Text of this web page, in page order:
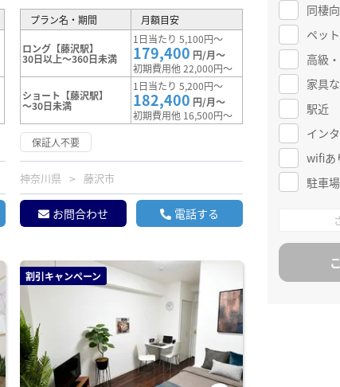
プラン名・期間 月額目安
ロング【藤沢駅】
30日以上～360日未満
1日当たり 5,100円～
179,400 円/月～
初期費用他 22,000円～
ショート【藤沢駅】
～30日未満
1日当たり 5,200円～
182,400 円/月～
初期費用他 16,500円～
保証人不要
神奈川県 藤沢市
お問合わせ 電話する
割引キャンペーン
同棲
ペッ
高級
家具
駅近
イン
wifiあ
駐車